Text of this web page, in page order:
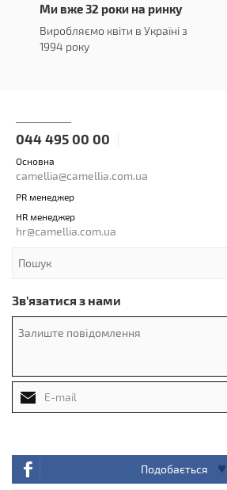
Ми вже 32 роки на ринку
Виробляємо квіти в Україні з
1994 року
044 495 00 00
Основна
camellia@camellia.com.ua
PR менеджер
HR менеджер
hr@camellia.com.ua
Зв'язатися з нами
Подобається